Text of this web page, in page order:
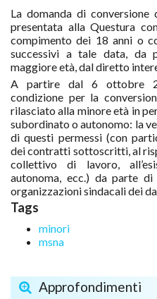
La domanda di
presentata alla Questura
compimento dei 18 anni o
successivi a tale data, da
maggiore età, dal diretto
A partire dal 6 ottobre
condizione per la
rilasciato alla minore età in
subordinato o autonomo: la
di questi permessi (con
dei contratti sottoscritti, al
collettivo di lavoro,
autonoma, ecc.) da parte
organizzazioni sindacali dei
Tags
minori
msna
Approfondimenti